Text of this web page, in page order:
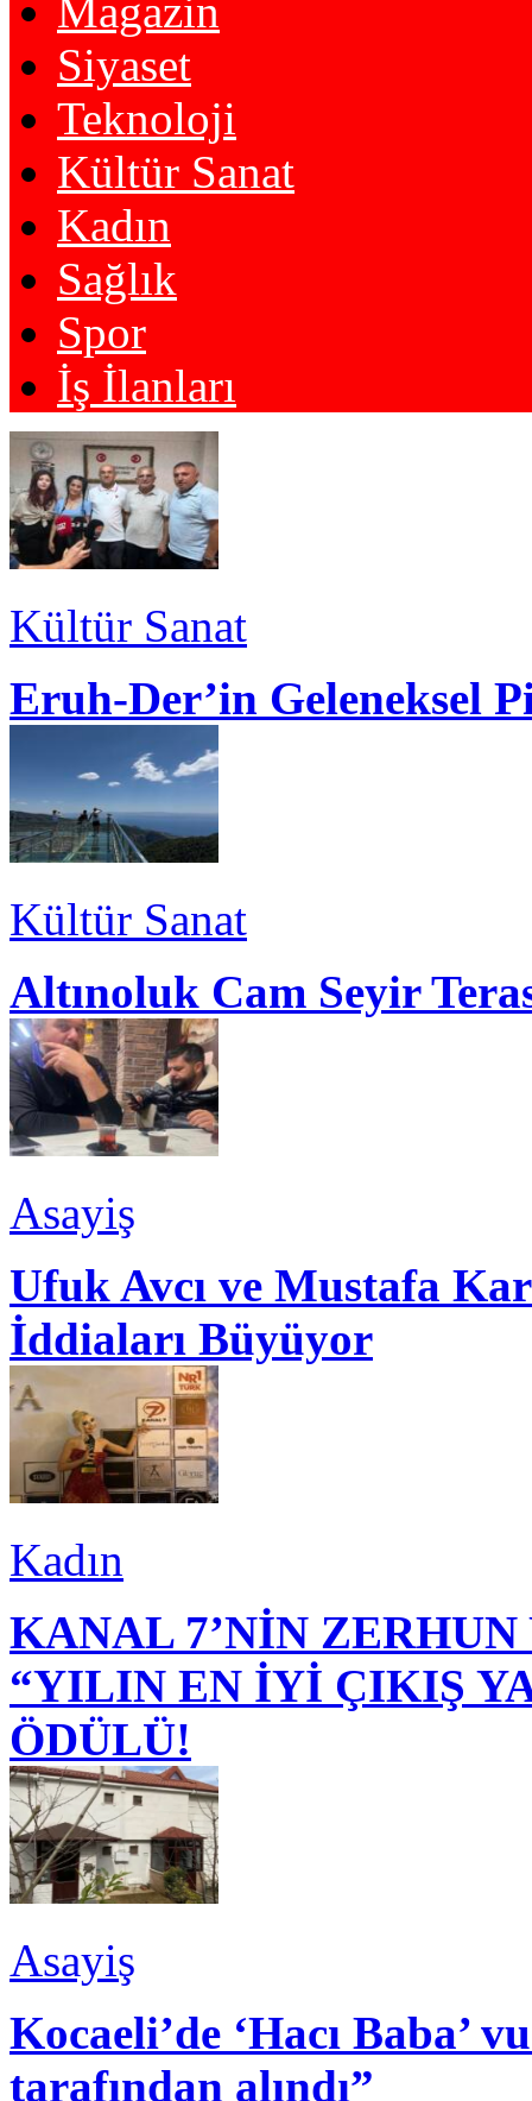
Magazin
Siyaset
Teknoloji
Kültür Sanat
Kadın
Sağlık
Spor
İş İlanları
Kültür Sanat
Eruh-Der’in Geleneksel
Kültür Sanat
Altınoluk Cam Seyir
Asayiş
Ufuk Avcı ve Mustafa
İddiaları Büyüyor
Kadın
KANAL 7’NİN
“YILIN EN İYİ ÇIKIŞ
ÖDÜLÜ!
Asayiş
Kocaeli’de ‘Hacı Baba’
tarafından alındı”